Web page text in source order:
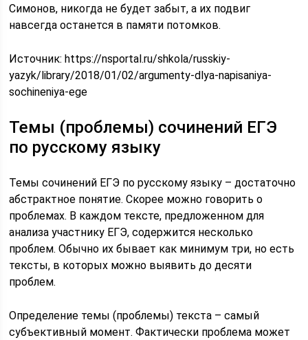
Симонов, никогда не будет забыт, а их подвиг
навсегда останется в памяти потомков.
Источник: https://nsportal.ru/shkola/russkiy-
yazyk/library/2018/01/02/argumenty-dlya-napisaniya-
sochineniya-ege
Темы (проблемы) сочинений ЕГЭ
по русскому языку
Темы сочинений ЕГЭ по русскому языку – достаточно
абстрактное понятие. Скорее можно говорить о
проблемах. В каждом тексте, предложенном для
анализа участнику ЕГЭ, содержится несколько
проблем. Обычно их бывает как минимум три, но есть
тексты, в которых можно выявить до десяти
проблем.
Определение темы (проблемы) текста – самый
субъективный момент. Фактически проблема может